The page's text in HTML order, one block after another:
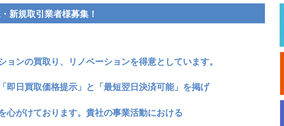
新規取引業者様募集！
ョンの買取り、リノベーションを得意としています。
「即日買取価格提示」 と 「最短翌日決済可能」 を掲げ
心がけております。貴社の事業活動における